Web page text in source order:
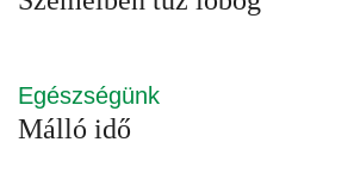
Egészségünk
Málló idő